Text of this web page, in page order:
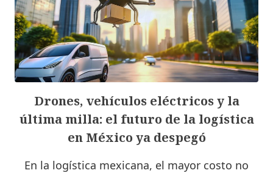
Drones, vehículos eléctricos y la
última milla: el futuro de la logística
en México ya despegó
En la logística mexicana, el mayor costo no